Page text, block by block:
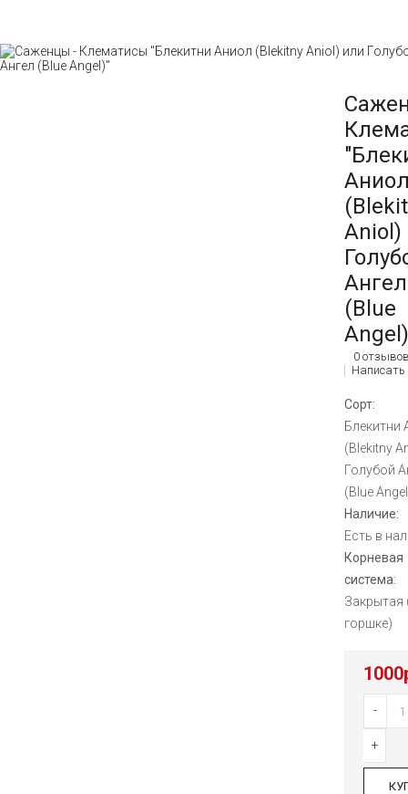
Aniol)
Ангел
(Blue
0
Сорт:
Блекитни
(Blekitny
Голубой
(Blue
Наличие:
Есть в
Корневая
система:
Закрытая
горшке)
-
+